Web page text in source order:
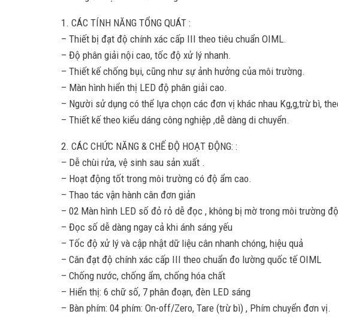
1. CÁC TÍNH NĂNG TỔNG QUÁT :
– Thiết bị đạt độ chính xác cấp III theo tiêu chuẩn OIML.
– Độ phân giải nội cao, tốc độ xử lý nhanh.
– Thiết kế chống bụi, cũng như sự ảnh hưởng của môi trường.
– Màn hình hiển thị LED độ phân giải cao.
– Người sử dụng có thể lựa chọn các đơn vị khác nhau Kg,g,trừ bì,
– Thiết kế theo kiểu dáng công nghiệp ,dễ dàng di chuyển.
2. CÁC CHỨC NĂNG & CHẾ ĐỘ HOẠT ĐỘNG: :
– Dễ chùi rửa, vệ sinh sau sản xuất .
– Hoạt động tốt trong môi trường có độ ẩm cao.
– Thao tác vận hành cân đơn giản
– 02 Màn hình LED số đỏ rỏ dễ đọc , không bị mờ trong môi trường
– Đọc số dễ dàng ngay cả khi ánh sáng yếu
– Tốc độ xử lý và cập nhật dữ liệu cân nhanh chóng, hiệu quả
– Cân đạt độ chính xác cấp III theo chuẩn đo lường quốc tế OIML
– Chống nước, chống ẩm, chống hóa chất
– Hiển thị: 6 chữ số, 7 phân đoạn, đèn LED sáng
– Bàn phím: 04 phím: On-off/Zero, Tare (trừ bì) , Phím chuyển đơn vị.